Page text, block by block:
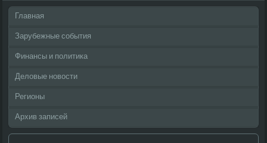
Главная
Зарубежные события
Финансы и политика
Деловые новости
Регионы
Архив записей